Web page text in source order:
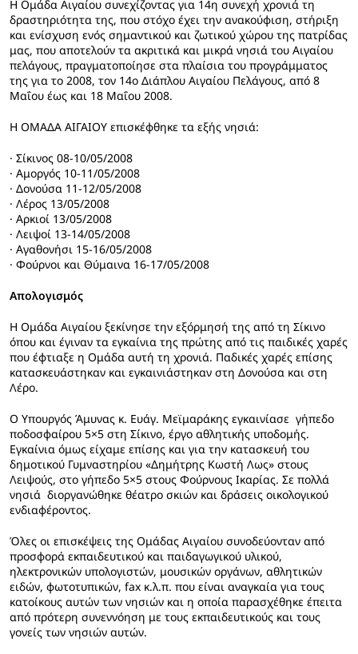
H Ομάδα Αιγαίου συνεχίζοντας για 14η συνεχή χρονιά τη
δραστηριότητα της, που στόχο έχει την ανακούφιση, στήριξη
και ενίσχυση ενός σημαντικού και ζωτικού χώρου της πατρίδας
μας, που αποτελούν τα ακριτικά και μικρά νησιά του Αιγαίου
πελάγους, πραγματοποίησε στα πλαίσια του προγράμματος
της για το 2008, τον 14ο Διάπλου Αιγαίου Πελάγους, από 8
Μαΐου έως και 18 Μαΐου 2008.
Η ΟΜΑΔΑ ΑΙΓΑΙΟΥ επισκέφθηκε τα εξής νησιά:
· Σίκινος 08-10/05/2008
· Αμοργός 10-11/05/2008
· Δονούσα 11-12/05/2008
· Λέρος 13/05/2008
· Αρκιοί 13/05/2008
· Λειψοί 13-14/05/2008
· Αγαθονήσι 15-16/05/2008
· Φούρνοι και Θύμαινα 16-17/05/2008
Απολογισμός
Η Ομάδα Αιγαίου ξεκίνησε την εξόρμησή της από τη Σίκινο
όπου και έγιναν τα εγκαίνια της πρώτης από τις παιδικές χαρές
που έφτιαξε η Ομάδα αυτή τη χρονιά. Παδικές χαρές επίσης
κατασκευάστηκαν και εγκαινιάστηκαν στη Δονούσα και στη
Λέρο.
Ο Υπουργός Άμυνας κ. Ευάγ. Μεϊμαράκης εγκαινίασε γήπεδο
ποδοσφαίρου 5×5 στη Σίκινο, έργο αθλητικής υποδομής.
Εγκαίνια όμως είχαμε επίσης και για την κατασκευή του
δημοτικού Γυμναστηρίου «Δημήτρης Κωστή Λως» στους
Λειψούς, στο γήπεδο 5×5 στους Φούρνους Ικαρίας. Σε πολλά
νησιά διοργανώθηκε θέατρο σκιών και δράσεις οικολογικού
ενδιαφέροντος.
Όλες οι επισκέψεις της Ομάδας Αιγαίου συνοδεύονταν από
προσφορά εκπαιδευτικού και παιδαγωγικού υλικού,
ηλεκτρονικών υπολογιστών, μουσικών οργάνων, αθλητικών
ειδών, φωτοτυπικών, fax κ.λ.π. που είναι αναγκαία για τους
κατοίκους αυτών των νησιών και η οποία παρασχέθηκε έπειτα
από πρότερη συνεννόηση με τους εκπαιδευτικούς και τους
γονείς των νησιών αυτών.